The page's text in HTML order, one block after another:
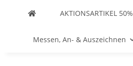
AKTIONSARTIKEL 50%
Messen, An- & Auszeichnen